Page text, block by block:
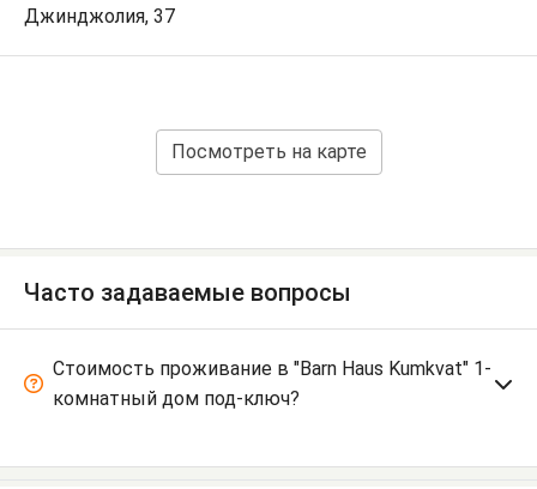
Джинджолия, 37
Посмотреть на карте
Часто задаваемые вопросы
Стоимость проживание в "Barn Haus Kumkvat" 1-
комнатный дом под-ключ?